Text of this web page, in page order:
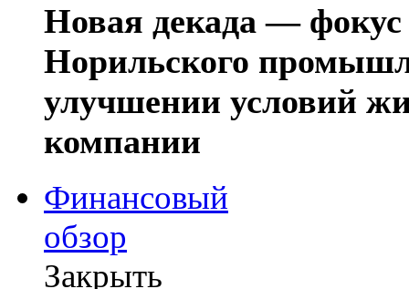
Новая декада — фокус
Норильского
улучшении условий
компании
Финансовый
обзор
Закрыть